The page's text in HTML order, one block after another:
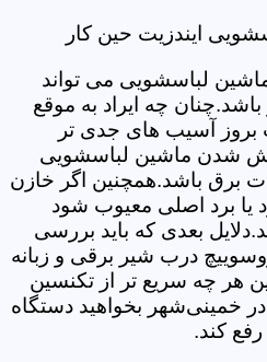
ایندزیت حین کار
ماشین لباسشویی می تواند
چه ایراد به موقع
آسیب های جدی تر
شدن ماشین لباسشویی
برق باشد.همچنین اگر خازن
یا برد اصلی معیوب شود
بعدی که باید بررسی
درب شیر برقی و زبانه
هر چه سریع تر از تکنسین
خمینی‌شهر بخواهید دستگاه
رفع کند.